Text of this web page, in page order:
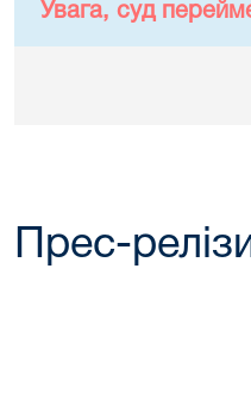
Увага, суд
Прес-